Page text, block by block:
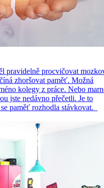
pravidelně procvičovat
zhoršovat paměť. Možná
kolegy z práce. Nebo
jste nedávno přečetli. Je to
paměť rozhodla stávkovat.